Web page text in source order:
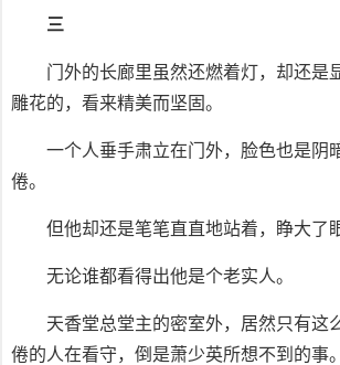
三
门外的长廊里虽然还燃着灯，却还是
雕花的，看来精美而坚固。
一个人垂手肃立在门外，脸色也是阴
倦。
但他却还是笔笔直直地站着，睁大了
无论谁都看得出他是个老实人。
天香堂总堂主的密室外，居然只有这
倦的人在看守，倒是萧少英所想不到的事。